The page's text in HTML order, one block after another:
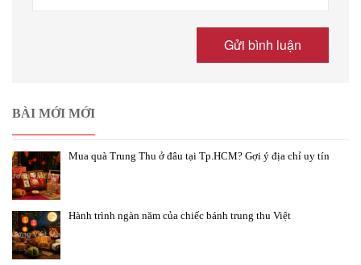
BÀI MỚI MỚI
Mua quà Trung Thu ở đâu tại Tp.HCM? Gợi ý địa chỉ uy tín
Hành trình ngàn năm của chiếc bánh trung thu Việt